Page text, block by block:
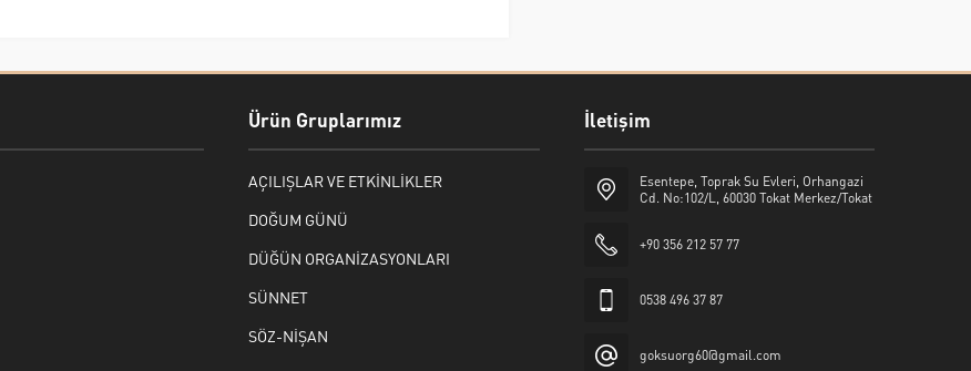
Ürün Gruplarımız
AÇILIŞLAR VE ETKİNLİKLER
DOĞUM GÜNÜ
DÜĞÜN ORGANİZASYONLARI
SÜNNET
SÖZ-NİŞAN
İletişim
Esentepe, Toprak Su Evleri, Orhangazi
Cd. No:102/L, 60030 Tokat Merkez/Tokat
+90 356 212 57 77
0538 496 37 87
goksuorg60@gmail.com